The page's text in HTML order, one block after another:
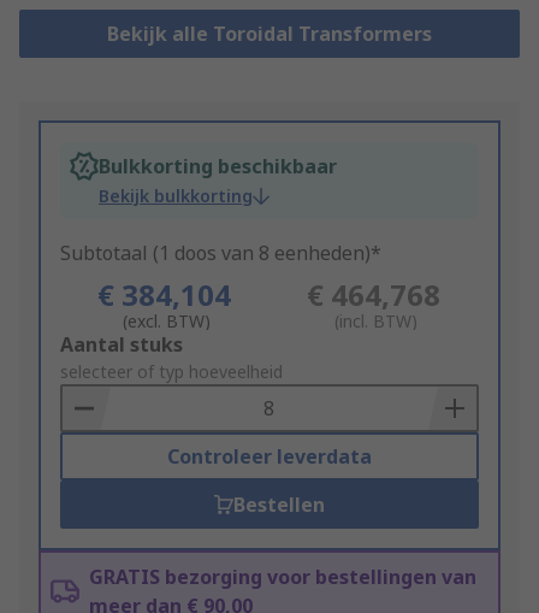
Bekijk alle Toroidal Transformers
Bulkkorting beschikbaar
Bekijk bulkkorting
Subtotaal (1 doos van 8 eenheden)*
€ 384,104
(excl. BTW)
€ 464,768
(incl. BTW)
Add
to
Basket
Aantal stuks
selecteer of typ hoeveelheid
Controleer leverdata
Bestellen
GRATIS bezorging voor bestellingen van
meer dan € 90,00